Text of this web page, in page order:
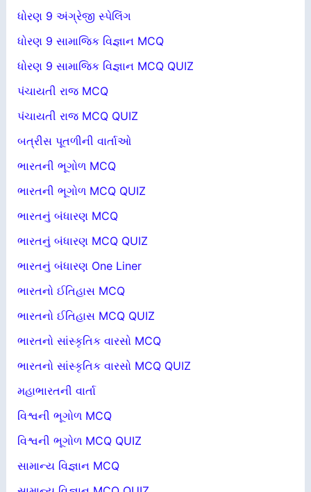
ધોરણ 9 અંગ્રેજી સ્પેલિંગ
ધોરણ 9 સામાજિક વિજ્ઞાન MCQ
ધોરણ 9 સામાજિક વિજ્ઞાન MCQ QUIZ
પંચાયતી રાજ MCQ
પંચાયતી રાજ MCQ QUIZ
બત્રીસ પૂતળીની વાર્તાઓ
ભારતની ભૂગોળ MCQ
ભારતની ભૂગોળ MCQ QUIZ
ભારતનું બંધારણ MCQ
ભારતનું બંધારણ MCQ QUIZ
ભારતનું બંધારણ One Liner
ભારતનો ઈતિહાસ MCQ
ભારતનો ઈતિહાસ MCQ QUIZ
ભારતનો સાંસ્કૃતિક વારસો MCQ
ભારતનો સાંસ્કૃતિક વારસો MCQ QUIZ
મહાભારતની વાર્તા
વિશ્વની ભૂગોળ MCQ
વિશ્વની ભૂગોળ MCQ QUIZ
સામાન્ય વિજ્ઞાન MCQ